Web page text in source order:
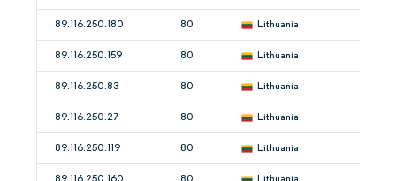
89.116.250.180 80 Lithuania
89.116.250.159 80 Lithuania
89.116.250.83 80 Lithuania
89.116.250.27 80 Lithuania
89.116.250.119 80 Lithuania
89.116.250.160 80 Lithuania